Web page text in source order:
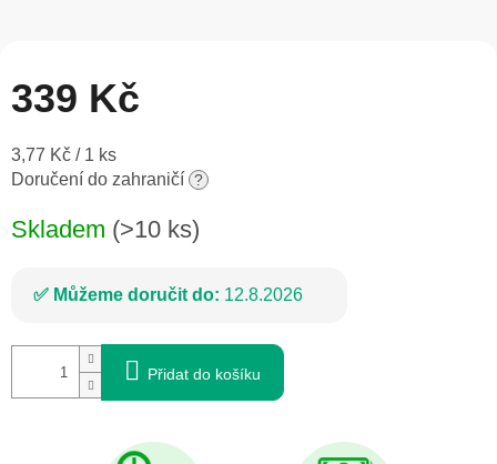
339 Kč
Měrná
cena:
3,77 Kč / 1 ks
Doručení do zahraničí ?
Skladem (>10 ks)
Můžeme doručit do: 12.8.2026
Přidat do košíku